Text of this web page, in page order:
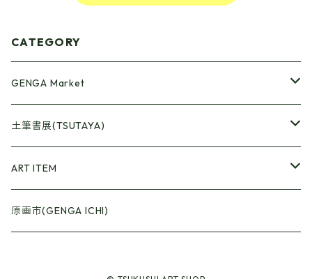
CATEGORY
GENGA Market
●Artrooming Market
【Artrooming Shop】
【10】
●原画廊+Artrooming Shop
●ONEW Painters Market
土筆書展(TSUTAYA)
画収集
ART ITEM
●Book Cover
原画市(GENGA ICHI)